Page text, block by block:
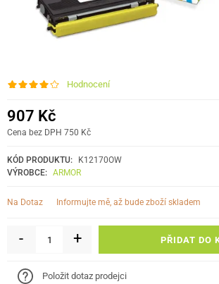
Hodnocení
907 Kč
Cena bez DPH 750 Kč
KÓD PRODUKTU:
K12170OW
VÝROBCE: ARMOR
Na Dotaz informujte mě, až bude zboží skladem
- + PŘIDAT DO
Položit dotaz prodejci